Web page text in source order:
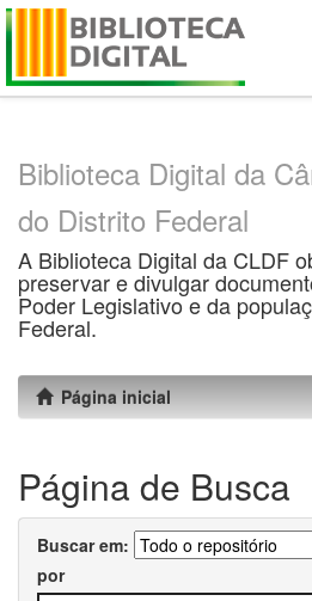
Skip
Biblioteca Digital da
do Distrito Federal
A Biblioteca Digital da CLDF
preservar e divulgar
Poder Legislativo e da
Federal.
Página inicial
Página de Busca
Buscar em:
por